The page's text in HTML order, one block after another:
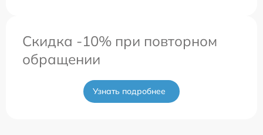
Скидка -10% при повторном
обращении
Узнать подробнее